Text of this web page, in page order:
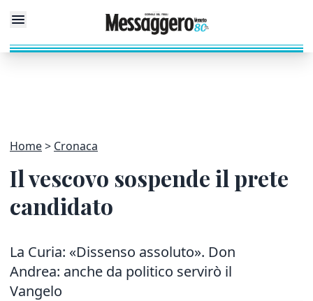
Home Cronaca
Il vescovo sospende il prete
candidato
La Curia: «Dissenso assoluto». Don
Andrea: anche da politico servirò il
Vangelo